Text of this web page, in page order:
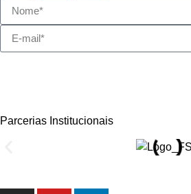
Parcerias Institucionais